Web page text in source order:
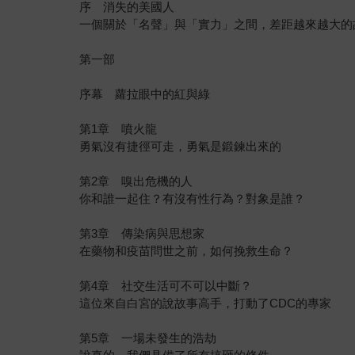
序 消失的美國人
一個關於「名聲」與「實力」之間，差距越來越大
第一部
序幕 蘿拉眼中的紅與綠
第1章 噴火龍
勇氣沒有捷徑可走，勇氣是鍛鍊出來的
第2章 嗅出危機的人
你和誰一起住？有沒有性行為？對象是誰？
第3章 傳染病與思想家
在藥物和疫苗問世之前，如何挽救生命？
第4章 社交生活可不可以中斷？
這位來自白宮的說故事高手，打動了CDC的專家
第5章 一場未發生的浩劫